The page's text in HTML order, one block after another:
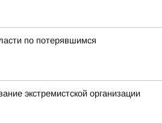
по потерявшимся
экстремистской организации